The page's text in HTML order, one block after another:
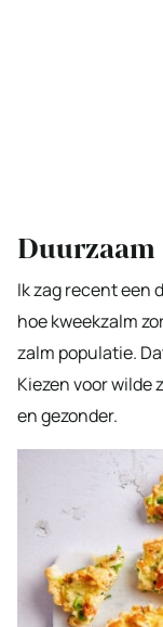
Duurzaam
Ik zag recent een
hoe kweekzalm
zalm populatie.
Kiezen voor wilde
en gezonder.